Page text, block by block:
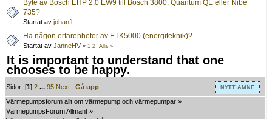
Byte av Bosch EHP 2,0 EW9 till Bosch 3800, Quantum QE eller Nibe
735?
Startat av johanfl
Ha någon erfarenheter av ETK5000 (energiteknik)?
Startat av JanneHV « 1 2 Alla »
It is important to understand that one
chooses to be happy.
NYTT ÄMNE
Sidor: [1]2 ...95 Next
Gå upp
Värmepumpsforum allt om värmepump och värmepumpar »
VärmepumpsForum Allmänt »